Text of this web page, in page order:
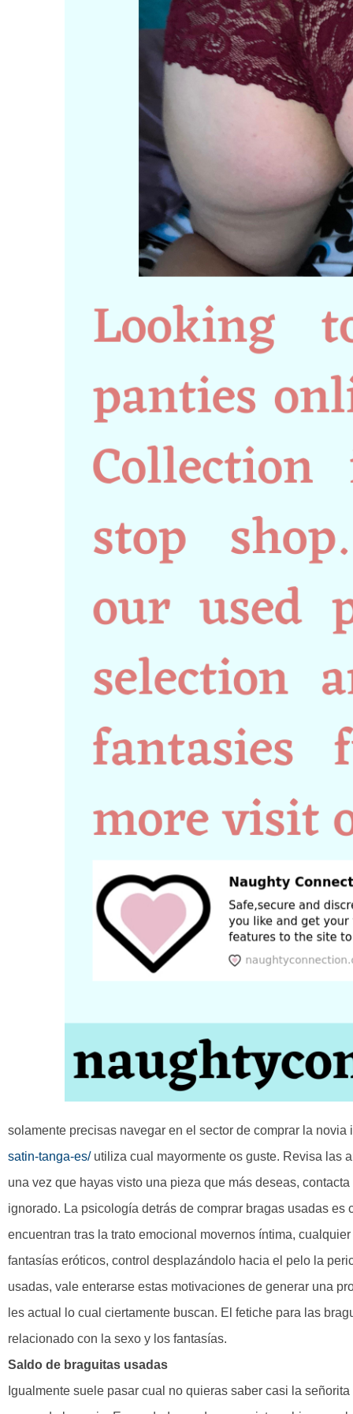
solamente precisas navegar en el sector de comprar la novia
satin-tanga-es/utiliza cual mayormente os guste. Revisa las
una vez que hayas visto una pieza que más deseas,
ignorado. La psicología detrás de comprar bragas usadas
encuentran tras la trato emocional movernos íntima,
fantasías eróticos, control desplazándolo hacia el pelo la
usadas, vale enterarse estas motivaciones de generar una
les actual lo cual ciertamente buscan. El fetiche para las
relacionado con la sexo y los fantasías.
Saldo de braguitas usadas
Igualmente suele pasar cual no quieras saber casi la